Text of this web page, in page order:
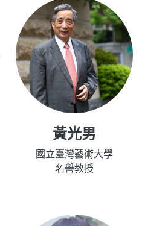
黃光男
國立臺灣藝術大學
名譽教授